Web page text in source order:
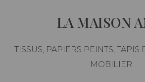
LA MAISON
TISSUS, PAPIERS PEINTS, TAPIS
MOBILIER